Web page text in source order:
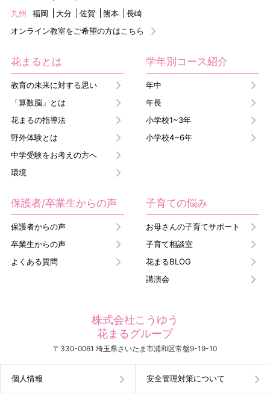
九州
福岡 大分 佐賀 熊本
長崎
オンライン教室をご希望の方はこちら
花まるとは
教育の未来に対する思い
「算数脳」とは
花まるの指導法
野外体験とは
中学受験をお考えの方へ
環境
学年別コース紹介
年中
年長
小学校1~3年
小学校4~6年
保護者/卒業生からの声
保護者からの声
卒業生からの声
よくある質問
子育ての悩み
お母さんの子育てサポート
子育て相談室
花まるBLOG
講演会
株式会社こうゆう
花まるグループ
〒330-0061 埼玉県さいたま市浦和区常盤9-19-10
個人情報 安全管理対策について